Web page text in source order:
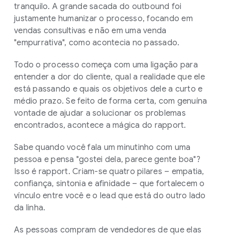
tranquilo. A grande sacada do outbound foi
justamente humanizar o processo, focando em
vendas consultivas e não em uma venda
"empurrativa", como acontecia no passado.
Todo o processo começa com uma ligação para
entender a dor do cliente, qual a realidade que ele
está passando e quais os objetivos dele a curto e
médio prazo. Se feito de forma certa, com genuína
vontade de ajudar a solucionar os problemas
encontrados, acontece a mágica do rapport.
Sabe quando você fala um minutinho com uma
pessoa e pensa "gostei dela, parece gente boa"?
Isso é rapport. Criam-se quatro pilares – empatia,
confiança, sintonia e afinidade – que fortalecem o
vínculo entre você e o lead que está do outro lado
da linha.
As pessoas compram de vendedores de que elas